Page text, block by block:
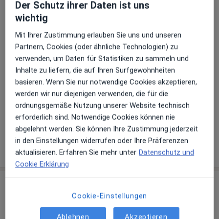
über Jameda keine Online-Terminbuchung an
Zahlungsmodalitäten (private Besuche)
Akzeptierte Versicherungen
Details
Telefonnummer
0711 5...Telefonnummer anzeigen
0711 50...Telefonnummer anzeigen
Mehr Details anzeigen
über die Adresse
Bewerten
Der Schutz ihrer Daten ist uns
wichtig
Mit Ihrer Zustimmung erlauben Sie uns und unseren
Partnern, Cookies (oder ähnliche Technologien) zu
verwenden, um Daten für Statistiken zu sammeln und
Inhalte zu liefern, die auf Ihren Surfgewohnheiten
basieren. Wenn Sie nur notwendige Cookies akzeptieren,
werden wir nur diejenigen verwenden, die für die
ordnungsgemäße Nutzung unserer Website technisch
erforderlich sind. Notwendige Cookies können nie
abgelehnt werden. Sie können Ihre Zustimmung jederzeit
in den Einstellungen widerrufen oder Ihre Präferenzen
aktualisieren. Erfahren Sie mehr unter Datenschutz und
Cookie Erklärung
Cookie-Einstellungen
Ablehnen Akzeptieren